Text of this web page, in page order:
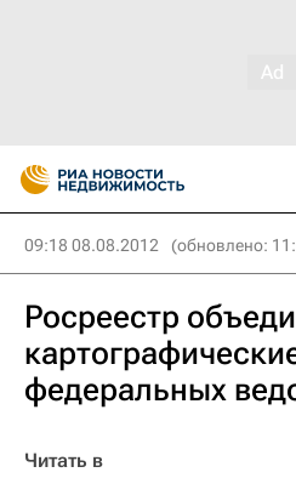
09:18 08.08.2012 (обновлено:
Росреестр
федеральных
Читать в